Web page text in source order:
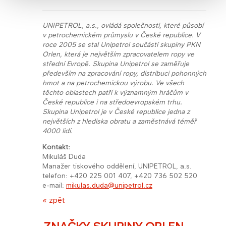
UNIPETROL, a.s., ovládá společnosti, které působí
v petrochemickém průmyslu v České republice. V
roce 2005 se stal Unipetrol součástí skupiny PKN
Orlen, která je největším zpracovatelem ropy ve
střední Evropě. Skupina Unipetrol se zaměřuje
především na zpracování ropy, distribuci pohonných
hmot a na petrochemickou výrobu. Ve všech
těchto oblastech patří k významným hráčům v
České republice i na středoevropském trhu.
Skupina Unipetrol je v České republice jedna z
největších z hlediska obratu a zaměstnává téměř
4000 lidí.
Kontakt:
Mikuláš Duda
Manažer tiskového oddělení, UNIPETROL, a.s.
telefon: +420 225 001 407, +420 736 502 520
e-mail: mikulas.duda@unipetrol.cz​
« zpět